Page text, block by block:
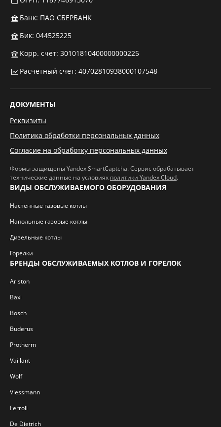
Банк: ПАО СБЕРБАНК
Бик: 044525225
Корр. счет: 30101810400000000225
Расчетный счет: 40702810938000107548
ДОКУМЕНТЫ
Реквизиты
Политика обработки персональных данных
Согласие на обработку персональных данных
Формы защищены Yandex SmartCaptcha. Сервис обрабатывает
технические данные на условиях политики Yandex Cloud.
ВИДЫ ОБСЛУЖИВАЕМОГО ОБОРУДОВАНИЯ
Настенные газовые котлы
Напольные газовые котлы
Дизельные котлы
Горелки
БРЕНДЫ ОБСЛУЖИВАЕМЫХ КОТЛОВ И ГОРЕЛОК
Ariston
Baxi
Bosch
Buderus
Protherm
Vaillant
Wolf
Viessmann
Ferroli
De Dietrich